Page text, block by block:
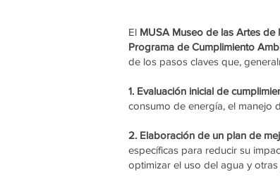
El MUSA Museo de las Artes
Programa de Cumplimiento
de los pasos claves que,
1. Evaluación inicial de
consumo de energía, el manejo
2. Elaboración de un plan de
específicas para reducir su
optimizar el uso del agua y